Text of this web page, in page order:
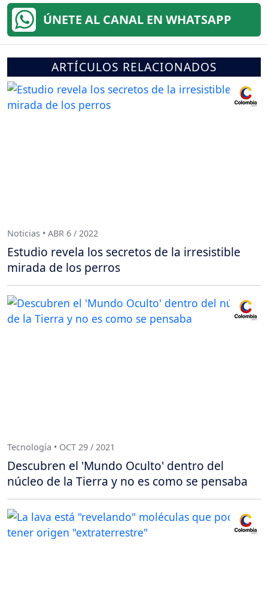
ÚNETE AL CANAL EN WHATSAPP
ARTÍCULOS RELACIONADOS
Noticias • ABR 6 / 2022
Estudio revela los secretos de la irresistible
mirada de los perros
Tecnología • OCT 29 / 2021
Descubren el 'Mundo Oculto' dentro del
núcleo de la Tierra y no es como se pensaba